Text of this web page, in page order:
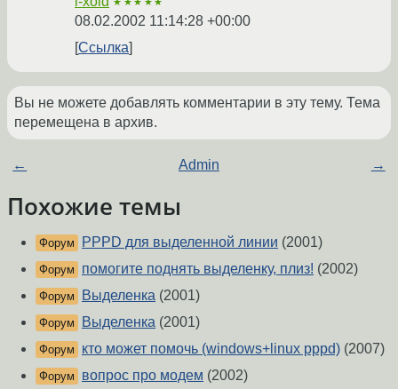
★★★★★
08.02.2002 11:14:28 +00:00
Ссылка
Вы не можете добавлять комментарии в эту тему. Тема
перемещена в архив.
← Admin →
Похожие темы
Форум PPPD для выделенной линии (2001)
Форум помогите поднять выделенку, плиз! (2002)
Форум Выделенка (2001)
Форум Выделенка (2001)
Форум кто может помочь (windows+linux pppd) (2007)
Форум вопрос про модем (2002)